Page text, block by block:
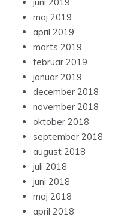
maj 2019
april 2019
marts 2019
februar 2019
januar 2019
december 2018
november 2018
oktober 2018
september 2018
august 2018
juli 2018
juni 2018
maj 2018
april 2018